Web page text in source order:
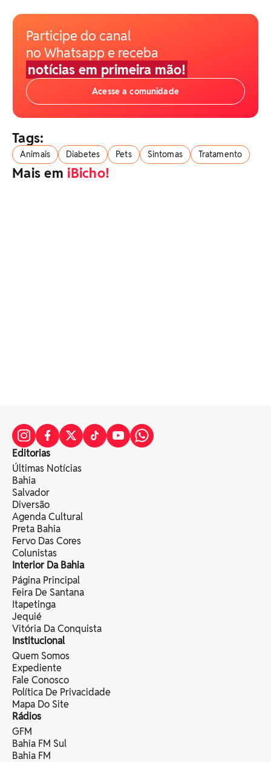
Participe do canal
no Whatsapp e receba
notícias em primeira mão!
Acesse a comunidade
Tags:
Animais Diabetes Pets Sintomas Tratamento
Mais em iBicho!
Editorias
Últimas Notícias
Bahia
Salvador
Diversão
Agenda Cultural
Preta Bahia
Fervo Das Cores
Colunistas
Interior Da Bahia
Página Principal
Feira De Santana
Itapetinga
Jequié
Vitória Da Conquista
Institucional
Quem Somos
Expediente
Fale Conosco
Política De Privacidade
Mapa Do Site
Rádios
GFM
Bahia FM Sul
Bahia FM